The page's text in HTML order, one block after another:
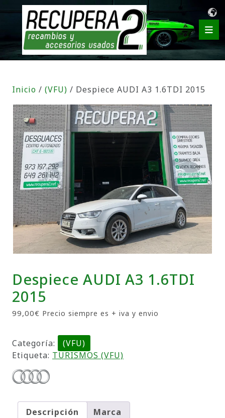
Inicio / (VFU) / Despiece AUDI A3 1.6TDI 2015
Despiece AUDI A3 1.6TDI
2015
99,00€ Precio siempre es + iva y envio
Categoría:
(VFU)
Etiqueta: TURISMOS (VFU)
Descripción Marca